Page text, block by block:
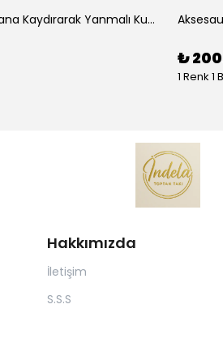
Aksesauar Yana Kaydırarak Yanmalı Kum Siyah Çakmak
₺
1 Renk 1
Hakkımızda
İletişim
S.S.S